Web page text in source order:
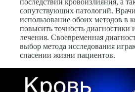
последствий кровоизлияния, а
сопутствующих патологий.
использование обоих методов в
повысить точность диагностики
лечения. Своевременная
выбор метода исследования
спасении жизни пациентов.